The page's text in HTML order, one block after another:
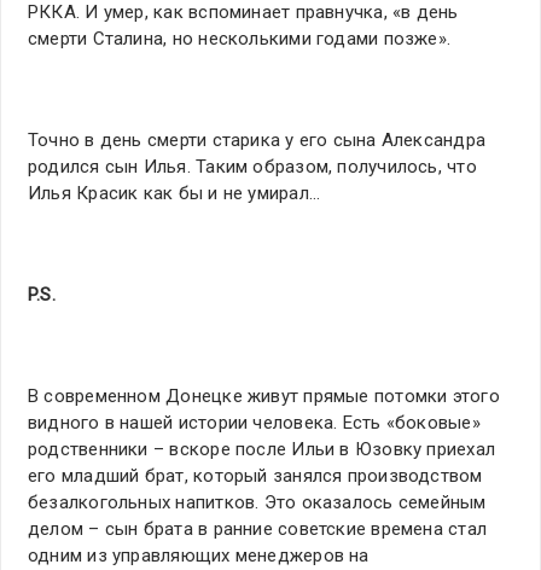
РККА. И умер, как вспоминает правнучка, «в день
смерти Сталина, но несколькими годами позже».
Точно в день смерти старика у его сына Александра
родился сын Илья. Таким образом, получилось, что
Илья Красик как бы и не умирал…
P.S.
В современном Донецке живут прямые потомки этого
видного в нашей истории человека. Есть «боковые»
родственники – вскоре после Ильи в Юзовку приехал
его младший брат, который занялся производством
безалкогольных напитков. Это оказалось семейным
делом – сын брата в ранние советские времена стал
одним из управляющих менеджеров на